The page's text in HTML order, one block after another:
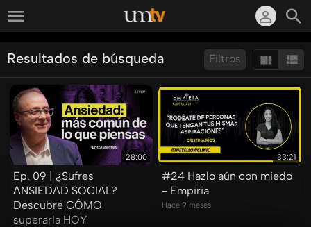
Filtros
Resultados de búsqueda
Ordenar por:
Resultados/Pág.:
28:00
Ep. 09 | ¿Sufres
ANSIEDAD SOCIAL?
Descubre CÓMO
superarla HOY
33:21
#24 Hazlo aún con miedo
- Empiria
Hace 9 meses